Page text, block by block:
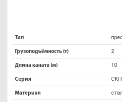
Тип
Грузоподъёмность (т) 2
Длина каната (м) 10
Серия СКП
Материал